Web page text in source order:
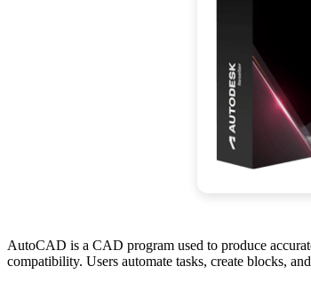
AutoCAD is a CAD program used to produce
compatibility. Users automate tasks, create blocks,